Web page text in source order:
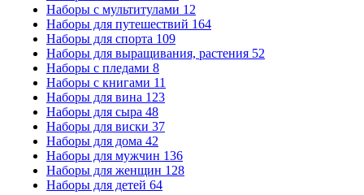
Наборы с мультитулами 12
Наборы для путешествий 164
Наборы для спорта 109
Наборы для выращивания, растения 52
Наборы с пледами 8
Наборы с книгами 11
Наборы для вина 123
Наборы для сыра 48
Наборы для виски 37
Наборы для дома 42
Наборы для мужчин 136
Наборы для женщин 128
Наборы для детей 64